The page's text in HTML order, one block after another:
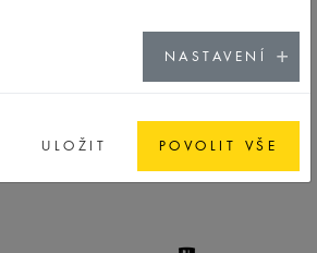
CHARM
PREMIUM
NASTAVENÍ
ULOŽIT POVOLIT VŠE